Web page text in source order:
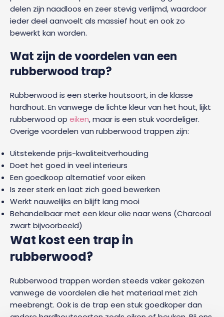
delen zijn naadloos en zeer stevig verlijmd, waardoor
ieder deel aanvoelt als massief hout en ook zo
bewerkt kan worden.
Wat zijn de voordelen van een
rubberwood trap?
Rubberwood is een sterke houtsoort, in de klasse
hardhout. En vanwege de lichte kleur van het hout, lijkt
rubberwood op eiken, maar is een stuk voordeliger.
Overige voordelen van rubberwood trappen zijn:
Uitstekende prijs-kwaliteitverhouding
Doet het goed in veel interieurs
Een goedkoop alternatief voor eiken
Is zeer sterk en laat zich goed bewerken
Werkt nauwelijks en blijft lang mooi
Behandelbaar met een kleur olie naar wens (Charcoal
zwart bijvoorbeeld)
Wat kost een trap in
rubberwood?
Rubberwood trappen worden steeds vaker gekozen
vanwege de voordelen die het materiaal met zich
meebrengt. Ook is de trap een stuk goedkoper dan